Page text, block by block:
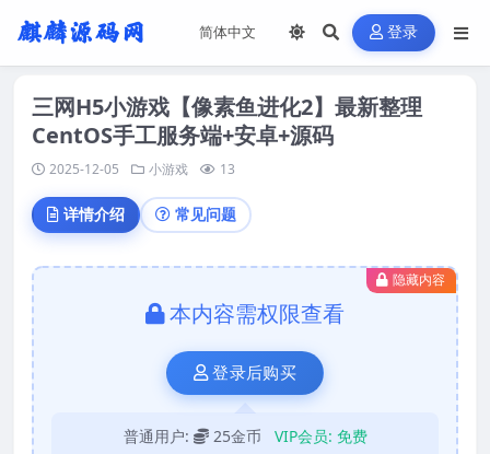
登录
三网H5小游戏【像素鱼进化2】最新整理
CentOS手工服务端+安卓+源码
2025-12-05 小游戏 13
详情介绍 常见问题
隐藏内容
本内容需权限查看
登录后购买
普通用户: 25金币 VIP会员: 免费